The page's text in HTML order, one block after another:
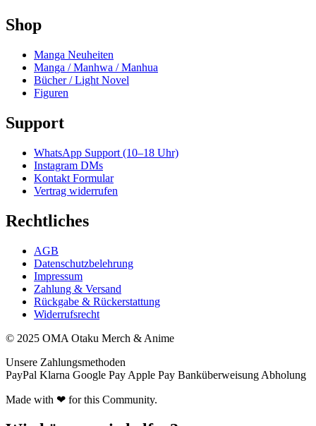
Shop
Manga Neuheiten
Manga / Manhwa / Manhua
Bücher / Light Novel
Figuren
Support
WhatsApp Support (10–18 Uhr)
Instagram DMs
Kontakt Formular
Vertrag widerrufen
Rechtliches
AGB
Datenschutzbelehrung
Impressum
Zahlung & Versand
Rückgabe & Rückerstattung
Widerrufsrecht
© 2025 OMA Otaku Merch & Anime
Unsere Zahlungsmethoden
PayPal Klarna Google Pay Apple Pay Banküberweisung Abholung
Made with ❤ for this Community.